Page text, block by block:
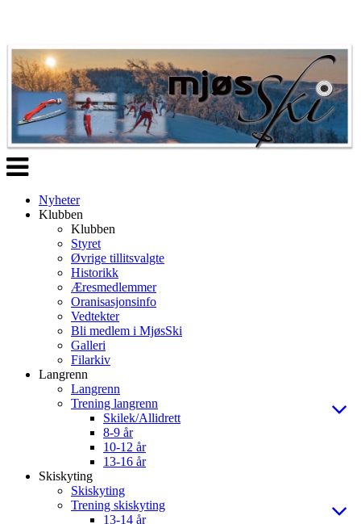
Veksle
navigasjon
Nyheter
Klubben
Klubben
Styret
Øvrige tillitsvalgte
Historikk
Æresmedlemmer
Oranisasjonsinfo
Vedtekter
Bli medlem i MjøsSki
Galleri
Filarkiv
Langrenn
Langrenn
Trening langrenn
Skilek/Allidrett
8-9 år
10-12 år
13-16 år
Skiskyting
Skiskyting
Trening skiskyting
13-14 år